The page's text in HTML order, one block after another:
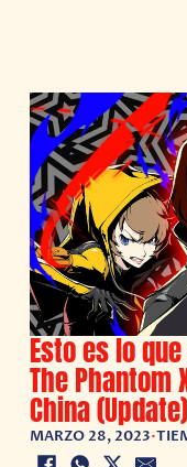
Esto es lo
The Phantom
China (Update)
MARZO 28, 2023•